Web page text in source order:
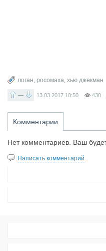
логан росомаха хью джекман
— 13.03.2017 18:50 430
Комментарии
Нет комментариев. Ваш
Написать комментарий